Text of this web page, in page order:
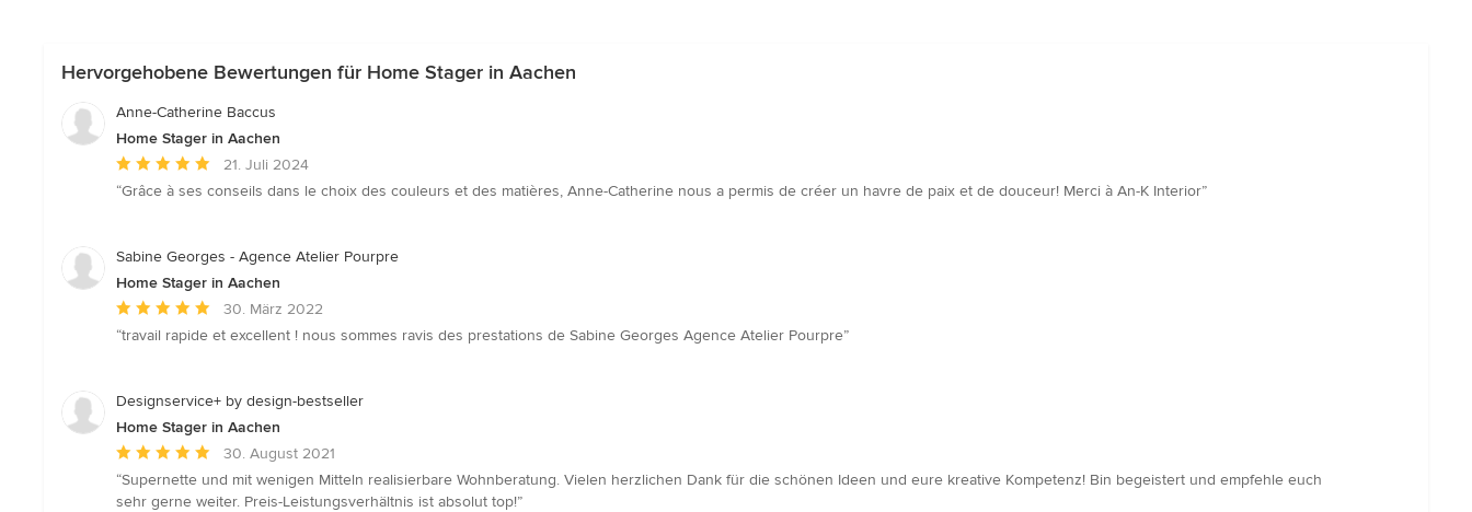
Hervorgehobene Bewertungen für Home Stager in Aachen
Anne-Catherine Baccus
Home Stager in Aachen
Durchschnittliche
Bewertung:
5
21. Juli 2024
“Grâce à ses conseils dans le choix des couleurs et des matières, Anne-Catherine nous a permis de créer un havre de paix et de douceur! Merci à An-K Interior”
Sabine Georges - Agence Atelier Pourpre
Home Stager in Aachen
Durchschnittliche
Bewertung:
5
30. März 2022
“travail rapide et excellent ! nous sommes ravis des prestations de Sabine Georges Agence Atelier Pourpre”
Designservice+ by design-bestseller
Home Stager in Aachen
Durchschnittliche
Bewertung:
5
30. August 2021
“Supernette und mit wenigen Mitteln realisierbare Wohnberatung. Vielen herzlichen Dank für die schönen Ideen und eure kreative Kompetenz! Bin begeistert und empfehle euch
sehr gerne weiter. Preis-Leistungsverhältnis ist absolut top!”